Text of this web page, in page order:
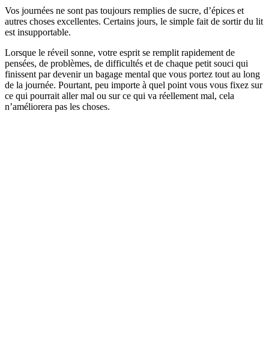
Vos journées ne sont pas toujours remplies de sucre, d’épices et
autres choses excellentes. Certains jours, le simple fait de sortir du lit
est insupportable.
Lorsque le réveil sonne, votre esprit se remplit rapidement de
pensées, de problèmes, de difficultés et de chaque petit souci qui
finissent par devenir un bagage mental que vous portez tout au long
de la journée. Pourtant, peu importe à quel point vous vous fixez sur
ce qui pourrait aller mal ou sur ce qui va réellement mal, cela
n’améliorera pas les choses.